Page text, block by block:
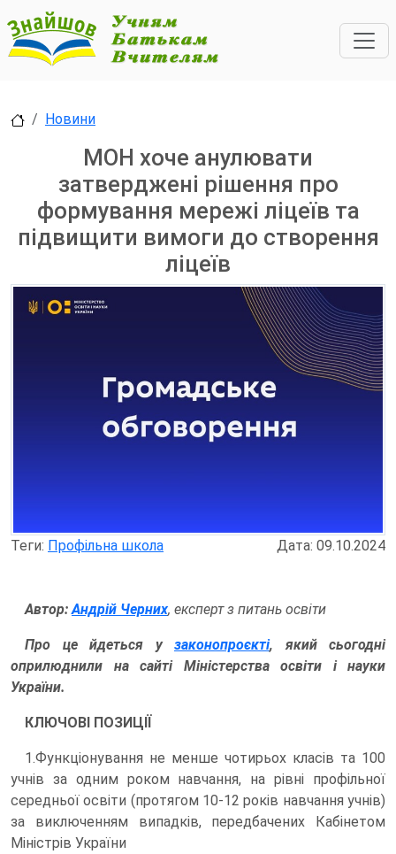
Новини
МОН хоче анулювати
затверджені рішення про
формування мережі ліцеїв та
підвищити вимоги до створення
ліцеїв
Теги: Профільна школа Дата: 09.10.2024
Автор:Андрій Черних, експерт з питань освіти
Про це йдеться у законопроєкті, який сьогодні
оприлюднили на сайті Міністерства освіти і науки
України.
КЛЮЧОВІ ПОЗИЦІЇ
1.Функціонування не менше чотирьох класів та 100
учнів за одним роком навчання, на рівні профільної
середньої освіти (протягом 10-12 років навчання учнів)
за виключенням випадків, передбачених Кабінетом
Міністрів України